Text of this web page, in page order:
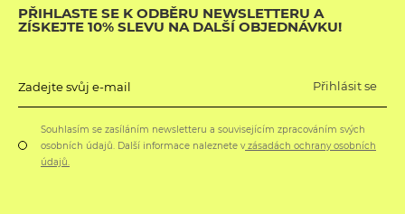
PŘIHLASTE SE K ODBĚRU NEWSLETTERU A
ZÍSKEJTE 10% SLEVU NA DALŠÍ OBJEDNÁVKU!
Zadejte svůj e-mail Přihlásit se
Souhlasím se zasíláním newsletteru a souvisejícím zpracováním svých
osobních údajů. Další informace naleznete vzásadách ochrany osobních
údajů.